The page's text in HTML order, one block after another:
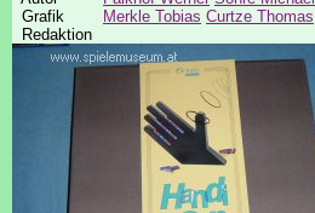
Grafik
Merkle Tobias Curtze Thomas
Redaktion